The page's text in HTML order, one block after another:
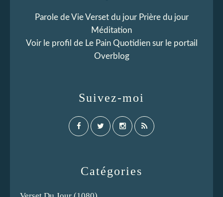
Catégories
Parole de Vie Verset du jour Prière du jour
Méditation
Voir le profil de Le Pain Quotidiensur le portail
Overblog
Suivez-moi